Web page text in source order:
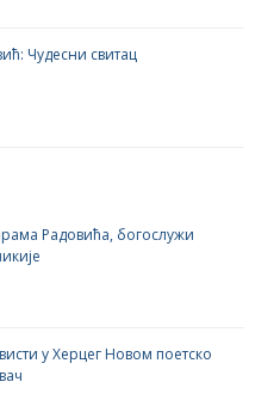
Чудесни свитац
Радовића, богослужи
у Херцег Новом поетско